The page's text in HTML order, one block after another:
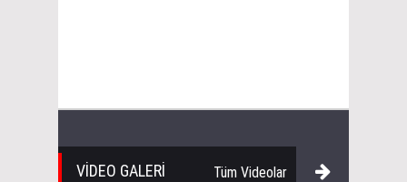
VİDEO GALERİ Tüm Videolar